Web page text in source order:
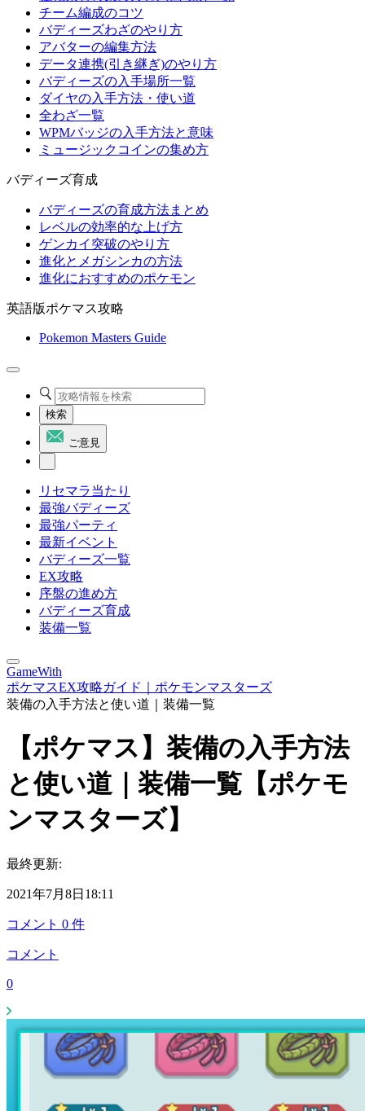
チーム編成のコツ
バディーズわざのやり方
アバターの編集方法
データ連携(引き継ぎ)のやり方
バディーズの入手場所一覧
ダイヤの入手方法・使い道
全わざ一覧
WPMバッジの入手方法と意味
ミュージックコインの集め方
バディーズ育成
バディーズの育成方法まとめ
レベルの効率的な上げ方
ゲンカイ突破のやり方
進化とメガシンカの方法
進化におすすめのポケモン
英語版ポケマス攻略
Pokemon Masters Guide
検索
ご意見
リセマラ当たり
最強バディーズ
最強パーティ
最新イベント
バディーズ一覧
EX攻略
序盤の進め方
バディーズ育成
装備一覧
GameWith
ポケマスEX攻略ガイド｜ポケモンマスターズ
装備の入手方法と使い道｜装備一覧
【ポケマス】装備の入手方法
と使い道｜装備一覧【ポケモ
ンマスターズ】
最終更新:
2021年7月8日18:11
コメント 0 件
コメント
0